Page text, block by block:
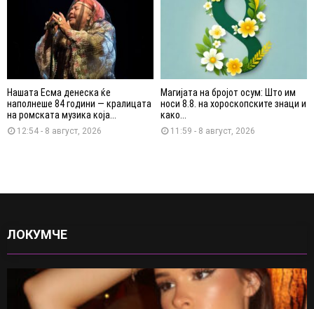
Нашата Есма денеска ќе
наполнеше 84 години — кралицата
на ромската музика која...
12:54 - 8 август, 2026
Магијата на бројот осум: Што им
носи 8.8. на хороскопските знаци и
како...
11:59 - 8 август, 2026
ЛОКУМЧЕ